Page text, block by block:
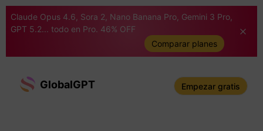
Claude Opus 4.6, Sora 2, Nano Banana Pro, Gemini 3 Pro,
GPT 5.2... todo en Pro. 46% OFF
Comparar planes
GlobalGPT Empezar gratis